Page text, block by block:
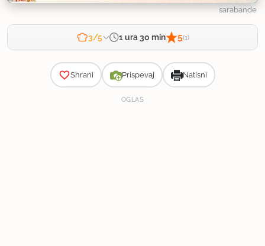
sarabande
3/5 1 ura 30 min 5(1)
Shrani Prispevaj Natisni
OGLAS